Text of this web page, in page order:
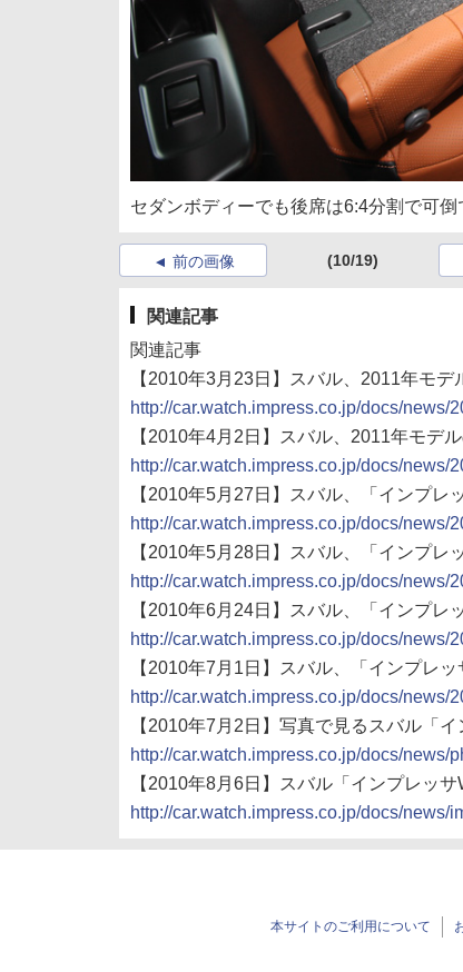
セダンボディーでも後席は6:4分割で可
前の画像 (10/19)
関連記事
関連記事
【2010年3月23日】スバル、2011年モ
http://car.watch.impress.co.jp/docs/news/
【2010年4月2日】スバル、2011年モデ
http://car.watch.impress.co.jp/docs/news/
【2010年5月27日】スバル、「インプ
http://car.watch.impress.co.jp/docs/news/
【2010年5月28日】スバル、「インプ
http://car.watch.impress.co.jp/docs/news/
【2010年6月24日】スバル、「インプレ
http://car.watch.impress.co.jp/docs/news/
【2010年7月1日】スバル、「インプレ
http://car.watch.impress.co.jp/docs/news/
【2010年7月2日】写真で見るスバル「
http://car.watch.impress.co.jp/docs/news/
【2010年8月6日】スバル「インプレッサ
http://car.watch.impress.co.jp/docs/news/
本サイトのご利用について